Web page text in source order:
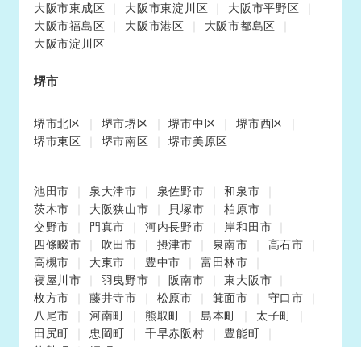
大阪市東成区
大阪市東淀川区
大阪市平野区
大阪市福島区
大阪市港区
大阪市都島区
大阪市淀川区
堺市
堺市北区 堺市堺区 堺市中区
堺市西区
堺市東区
堺市南区 堺市美原区
池田市 泉大津市 泉佐野市
和泉市
茨木市
大阪狭山市 貝塚市
柏原市
交野市
門真市 河内長野市
岸和田市
四條畷市
吹田市 摂津市 泉南市
高石市
高槻市
大東市 豊中市
富田林市
寝屋川市
羽曳野市 阪南市
東大阪市
枚方市
藤井寺市 松原市 箕面市
守口市
八尾市
河南町 熊取町 島本町
太子町
田尻町
忠岡町 千早赤阪村
豊能町